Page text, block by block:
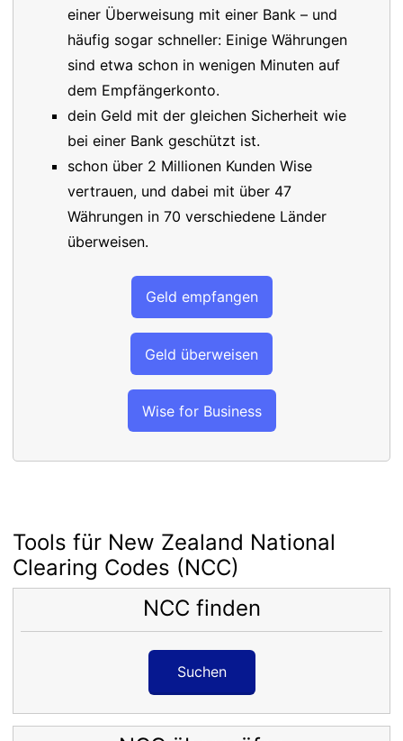
einer Überweisung mit einer Bank – und
häufig sogar schneller: Einige Währungen
sind etwa schon in wenigen Minuten auf
dem Empfängerkonto.
dein Geld mit der gleichen Sicherheit wie
bei einer Bank geschützt ist.
schon über 2 Millionen Kunden Wise
vertrauen, und dabei mit über 47
Währungen in 70 verschiedene Länder
überweisen.
Geld empfangen
Geld überweisen
Wise for Business
Tools für New Zealand National
Clearing Codes (NCC)
NCC finden
Suchen